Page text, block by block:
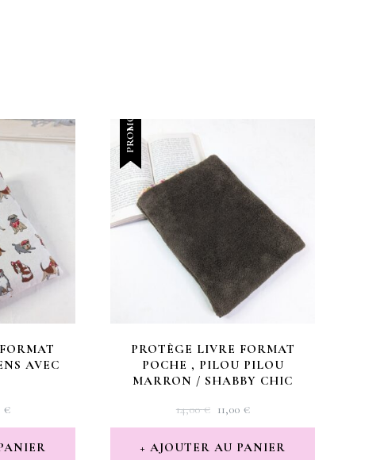
AVEC
€LE
PRIX
ACTUEL
PROMO !
PROTÈGE LIVRE FORMAT
POCHE , PILOU PILOU
MARRON / SHABBY CHIC
14,00€ LE
PRIX
INITIAL
11,00 €LE
PRIX
ACTUEL
AJOUTER AU PANIER